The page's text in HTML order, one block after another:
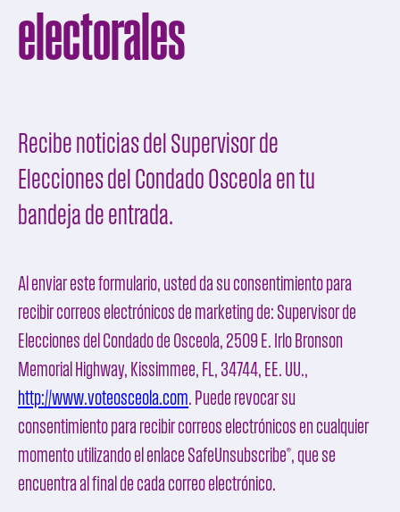
electorales
Recibe noticias del Supervisor de
Elecciones del Condado Osceola en tu
bandeja de entrada.
Al enviar este formulario, usted da su consentimiento para
recibir correos electrónicos de marketing de: Supervisor de
Elecciones del Condado de Osceola, 2509 E. Irlo Bronson
Memorial Highway, Kissimmee, FL, 34744, EE. UU.,
http://www.voteosceola.com. Puede revocar su
consentimiento para recibir correos electrónicos en cualquier
momento utilizando el enlace SafeUnsubscribe®, que se
encuentra al final de cada correo electrónico.